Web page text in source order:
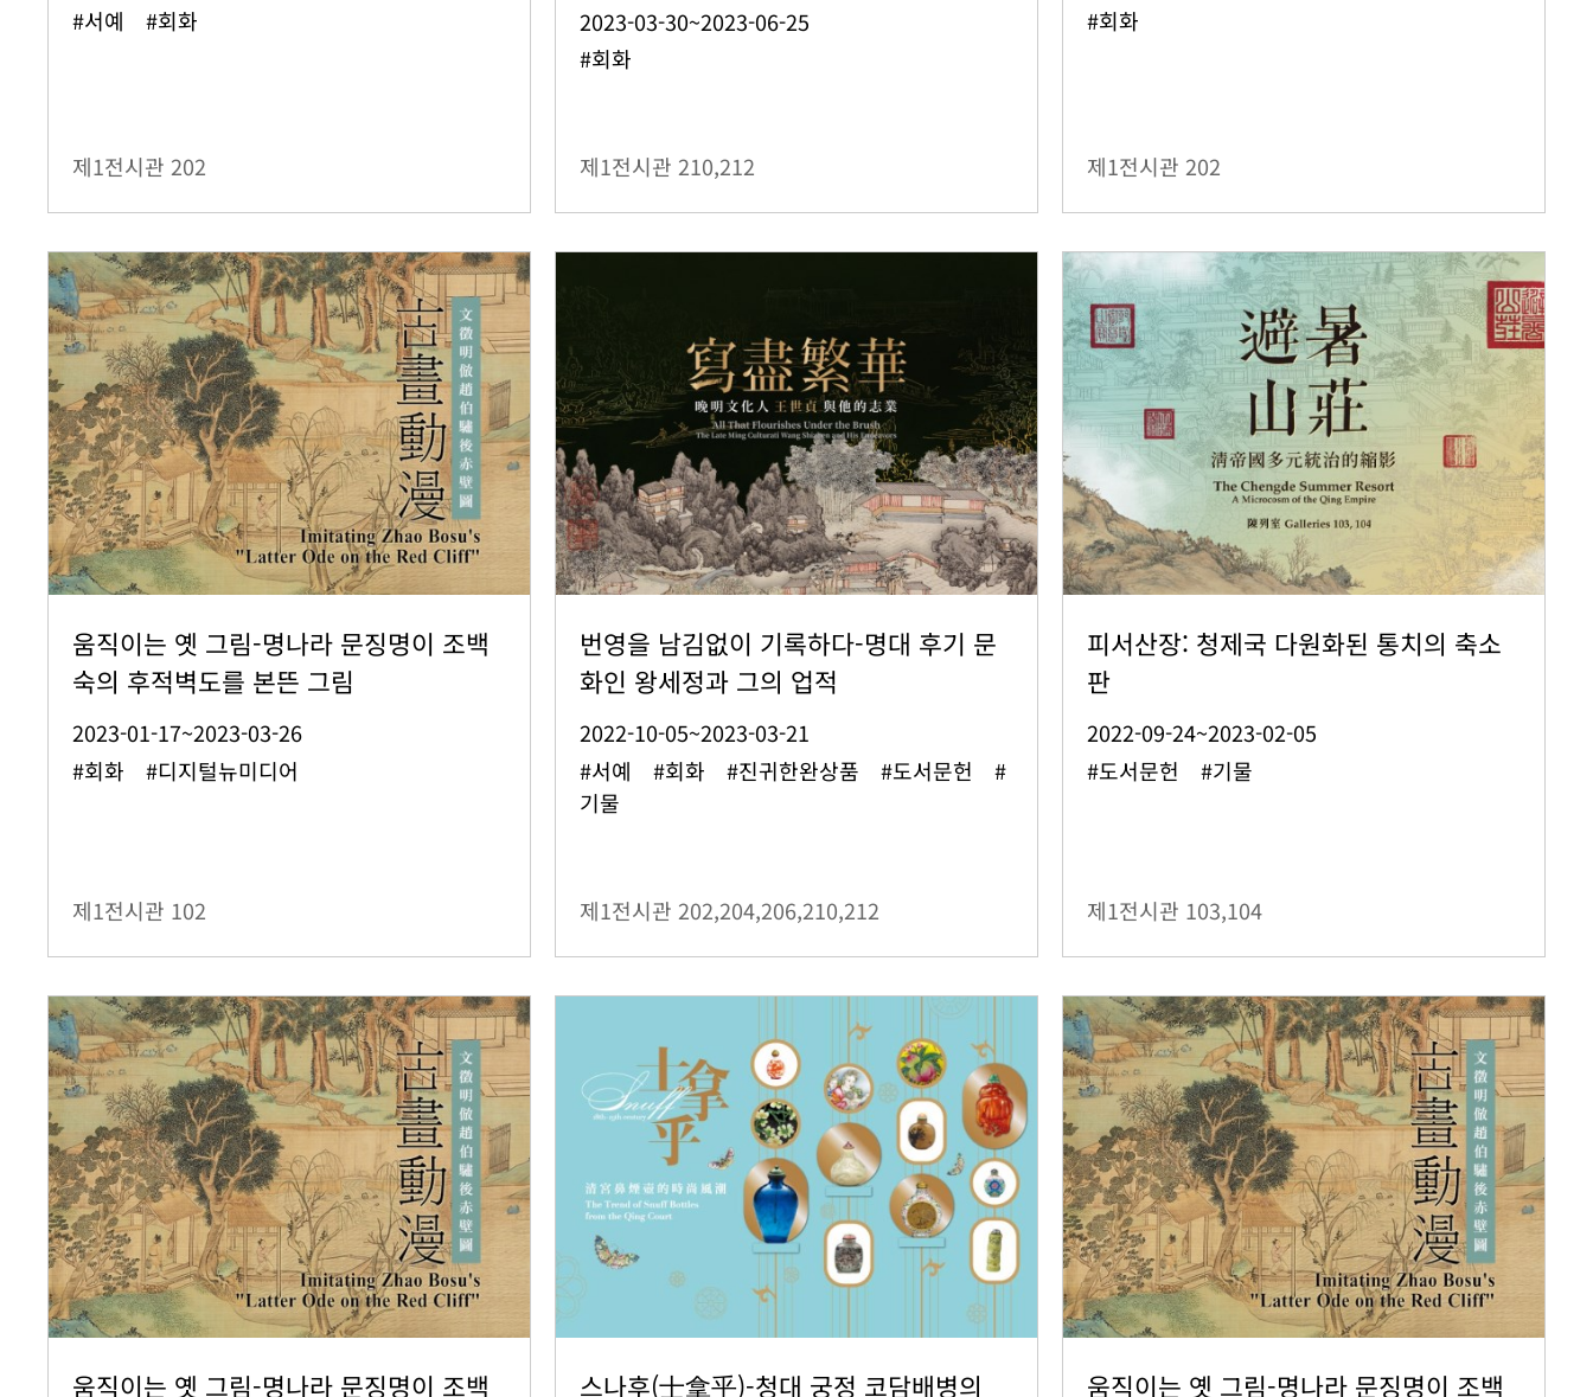
#서예 #회화
제1전시관 202
2023-03-30~2023-06-25
#회화
제1전시관 210,212
#회화
제1전시관 202
움직이는 옛 그림-명나라 문징명이 조백
숙의 후적벽도를 본뜬 그림
2023-01-17~2023-03-26
#회화 #디지털뉴미디어
제1전시관 102
번영을 남김없이 기록하다-명대 후기 문
화인 왕세정과 그의 업적
2022-10-05~2023-03-21
#서예 #회화 #진귀한완상품 #도서문헌 #
기물
제1전시관 202,204,206,210,212
피서산장: 청제국 다원화된 통치의 축소
판
2022-09-24~2023-02-05
#도서문헌 #기물
제1전시관 103,104
움직이는 옛 그림-명나라 문징명이 조백
스나후(士拿乎)-청대 궁정 코담배병의
움직이는 옛 그림-명나라 문징명이 조백